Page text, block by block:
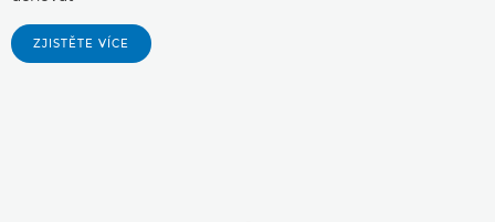
ZJISTĚTE VÍCE